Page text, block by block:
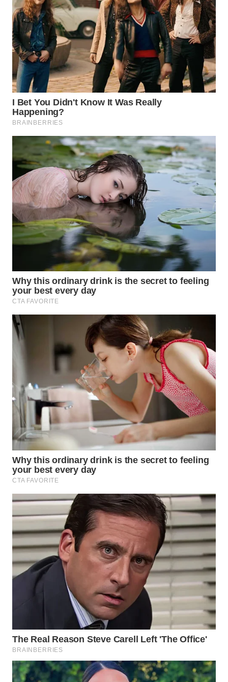
BEKASI
WN
BOGOR
WN
DEPOK
WN
TAPANULI
WN
SAMOSIR
WN
PADANG
LAWAS
WN
SUMEDANG
WN
CIANJUR
WN
KEPULAUAN
TANGERANG
WN
BINJAI
WN
CIREBON
WN
WN
KUNINGAN
WN
MAJALENGKA
WN
SUKABUMI
WN
PURWAKARTA